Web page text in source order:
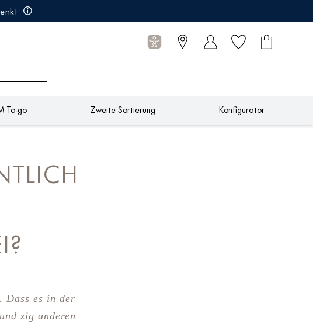
Wunschliste
Warenkorb
0
To-go Zweite Sortierung Konfigurator
Dass es in der
zig anderen